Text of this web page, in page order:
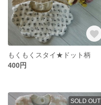
もくもくスタイ★ドット柄
400円
SOLD OUT